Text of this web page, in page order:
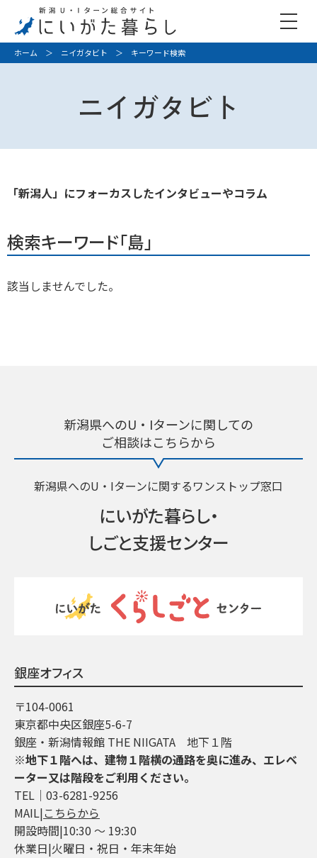
ホーム ＞ ニイガタビト ＞ キーワード検索
ニイガタビト
「新潟人」にフォーカスしたインタビューやコラム
検索キーワード「島」
該当しませんでした。
新潟県へのU・Iターンに関しての
ご相談はこちらから
新潟県へのU・Iターンに関するワンストップ窓口
にいがた暮らし・
しごと支援センター
銀座オフィス
〒104-0061
東京都中央区銀座5-6-7
銀座・新潟情報館 THE NIIGATA 地下１階
※地下１階へは、建物１階横の通路を奥に進み、エレベ
ーター又は階段をご利用ください。
TEL│03-6281-9256
MAIL|こちらから
開設時間|10:30 ～ 19:30
休業日|火曜日・祝日・年末年始